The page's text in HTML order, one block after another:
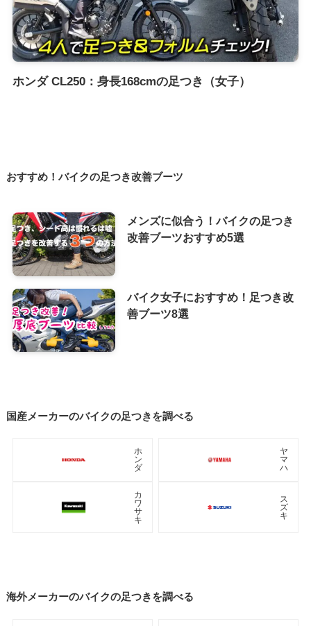
ホンダ CL250：身長168cmの足つき（女子）
おすすめ！バイクの足つき改善ブーツ
メンズに似合う！バイクの足つき
改善ブーツおすすめ5選
バイク女子におすすめ！足つき改
善ブーツ8選
国産メーカーのバイクの足つきを調べる
ホ
ン
ダ
ヤ
マ
ハ
カ
ワ
サ
キ
ス
ズ
キ
海外メーカーのバイクの足つきを調べる